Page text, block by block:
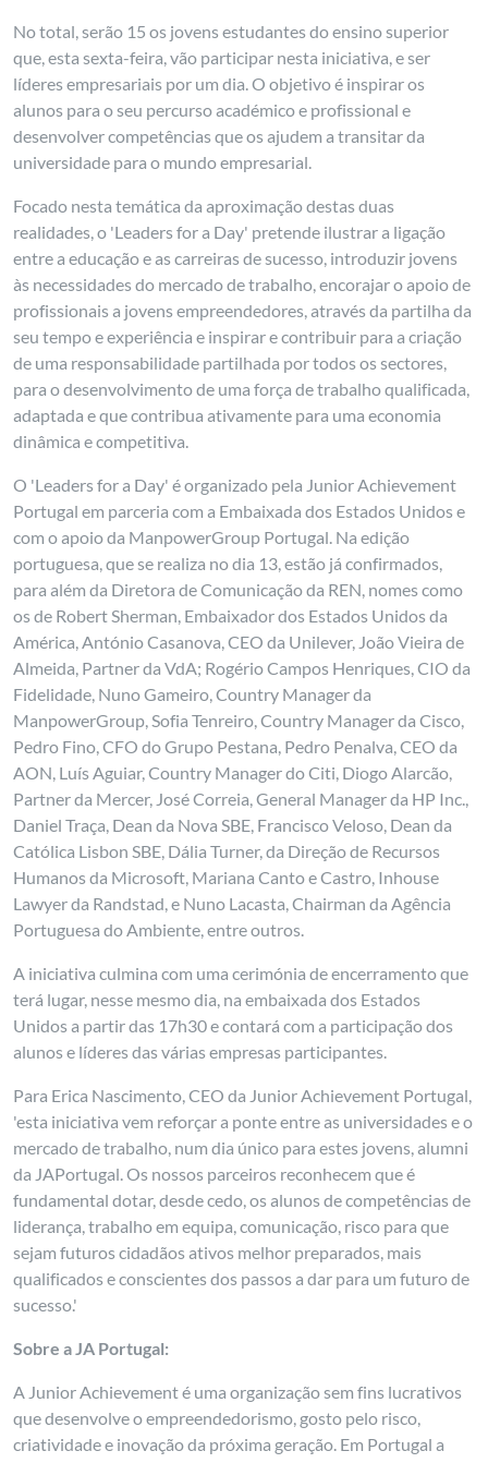
No total, serão 15 os jovens estudantes do ensino superior
que, esta sexta-feira, vão participar nesta iniciativa, e ser
líderes empresariais por um dia. O objetivo é inspirar os
alunos para o seu percurso académico e profissional e
desenvolver competências que os ajudem a transitar da
universidade para o mundo empresarial.
Focado nesta temática da aproximação destas duas
realidades, o 'Leaders for a Day' pretende ilustrar a ligação
entre a educação e as carreiras de sucesso, introduzir jovens
às necessidades do mercado de trabalho, encorajar o apoio de
profissionais a jovens empreendedores, através da partilha da
seu tempo e experiência e inspirar e contribuir para a criação
de uma responsabilidade partilhada por todos os sectores,
para o desenvolvimento de uma força de trabalho qualificada,
adaptada e que contribua ativamente para uma economia
dinâmica e competitiva.
O 'Leaders for a Day' é organizado pela Junior Achievement
Portugal em parceria com a Embaixada dos Estados Unidos e
com o apoio da ManpowerGroup Portugal. Na edição
portuguesa, que se realiza no dia 13, estão já confirmados,
para além da Diretora de Comunicação da REN, nomes como
os de Robert Sherman, Embaixador dos Estados Unidos da
América, António Casanova, CEO da Unilever, João Vieira de
Almeida, Partner da VdA; Rogério Campos Henriques, CIO da
Fidelidade, Nuno Gameiro, Country Manager da
ManpowerGroup, Sofia Tenreiro, Country Manager da Cisco,
Pedro Fino, CFO do Grupo Pestana, Pedro Penalva, CEO da
AON, Luís Aguiar, Country Manager do Citi, Diogo Alarcão,
Partner da Mercer, José Correia, General Manager da HP Inc.,
Daniel Traça, Dean da Nova SBE, Francisco Veloso, Dean da
Católica Lisbon SBE, Dália Turner, da Direção de Recursos
Humanos da Microsoft, Mariana Canto e Castro, Inhouse
Lawyer da Randstad, e Nuno Lacasta, Chairman da Agência
Portuguesa do Ambiente, entre outros.
A iniciativa culmina com uma cerimónia de encerramento que
terá lugar, nesse mesmo dia, na embaixada dos Estados
Unidos a partir das 17h30 e contará com a participação dos
alunos e líderes das várias empresas participantes.
Para Erica Nascimento, CEO da Junior Achievement Portugal,
'esta iniciativa vem reforçar a ponte entre as universidades e o
mercado de trabalho, num dia único para estes jovens, alumni
da JAPortugal. Os nossos parceiros reconhecem que é
fundamental dotar, desde cedo, os alunos de competências de
liderança, trabalho em equipa, comunicação, risco para que
sejam futuros cidadãos ativos melhor preparados, mais
qualificados e conscientes dos passos a dar para um futuro de
sucesso.'
Sobre a JA Portugal:
A Junior Achievement é uma organização sem fins lucrativos
que desenvolve o empreendedorismo, gosto pelo risco,
criatividade e inovação da próxima geração. Em Portugal a